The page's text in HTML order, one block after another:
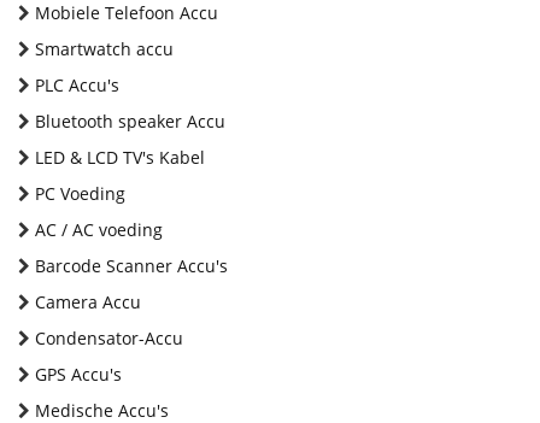
Mobiele Telefoon Accu
Smartwatch accu
PLC Accu's
Bluetooth speaker Accu
LED & LCD TV's Kabel
PC Voeding
AC / AC voeding
Barcode Scanner Accu's
Camera Accu
Condensator-Accu
GPS Accu's
Medische Accu's